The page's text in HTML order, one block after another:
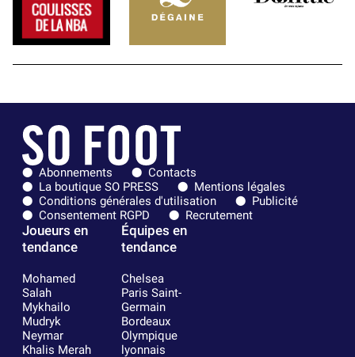
Abonnements
Contacts
La boutique SO PRESS
Mentions légales
Conditions générales d'utilisation
Publicité
Consentement RGPD
Recrutement
Joueurs en
tendance
Mohamed
Salah
Mykhailo
Mudryk
Neymar
Khalis Merah
Équipes en
tendance
Chelsea
Paris Saint-
Germain
Bordeaux
Olympique
lyonnais